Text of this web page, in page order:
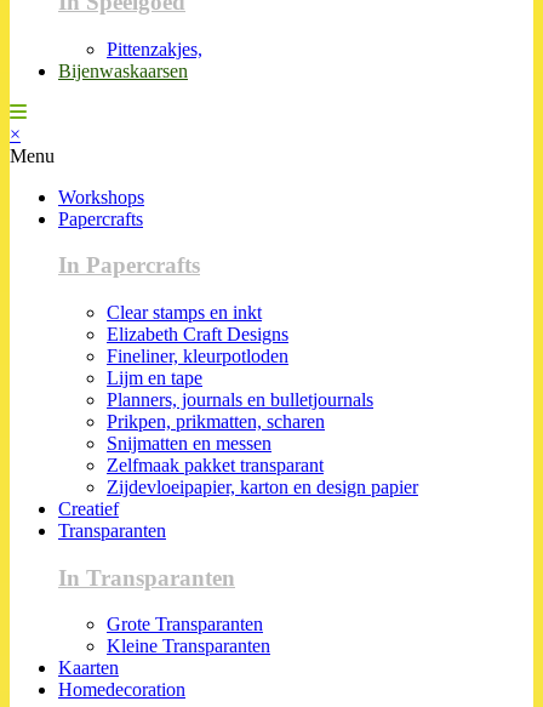
Pittenzakjes,
Bijenwaskaarsen
×
Menu
Workshops
Papercrafts
In Papercrafts
Clear stamps en inkt
Elizabeth Craft Designs
Fineliner, kleurpotloden
Lijm en tape
Planners, journals en bulletjournals
Prikpen, prikmatten, scharen
Snijmatten en messen
Zelfmaak pakket transparant
Zijdevloeipapier, karton en design papier
Creatief
Transparanten
In Transparanten
Grote Transparanten
Kleine Transparanten
Kaarten
Homedecoration